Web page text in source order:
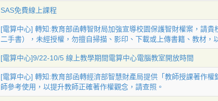
SAS免費線上課程
[電算中心] 轉知:教育部函轉智財局加強宣導校園保護智財權案，請
二手書），未經授權，勿擅自掃描、影印、下載或上傳書籍、教材，
[電算中心]9/22-10/5 線上教學期間電算中心電腦教室開放時間
[電算中心] 轉知:教育部函轉經濟部智慧財產局提供「教師授課著作
師參考使用，以提升教師正確著作權觀念，請查照。